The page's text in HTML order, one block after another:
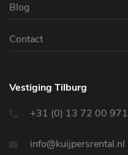
Blog
Contact
Vestiging Tilburg
+31 (0) 13 72 00 971
info@kuijpersrental.nl